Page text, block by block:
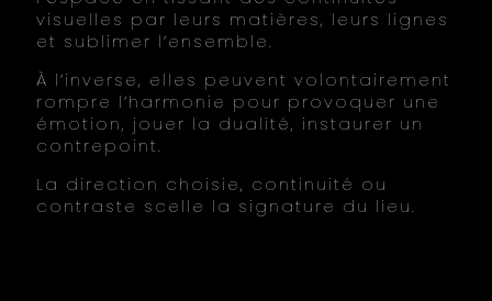
visuelles par leurs matières, leurs lignes
et sublimer l’ensemble.
À l’inverse, elles peuvent volontairement
rompre l’harmonie pour provoquer une
émotion, jouer la dualité, instaurer un
contrepoint.
La direction choisie, continuité ou
contraste scelle la signature du lieu.